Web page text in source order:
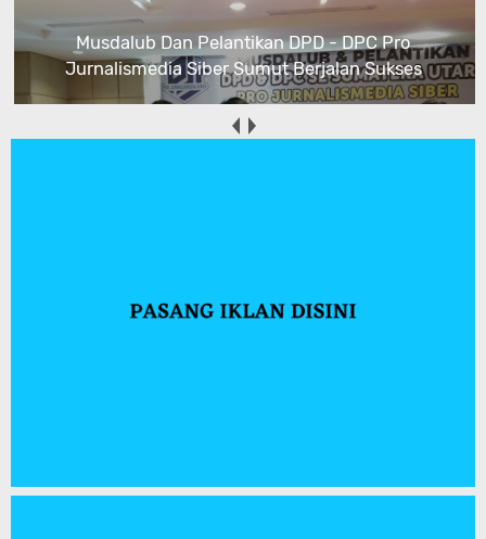
Musdalub Dan Pelantikan DPD - DPC Pro
Jurnalismedia Siber Sumut Berjalan Sukses